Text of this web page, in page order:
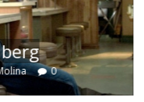
0